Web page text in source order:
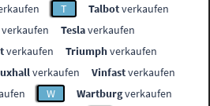
T Talbotverkaufen
verkaufen Teslaverkaufen
verkaufen Triumphverkaufen
verkaufen Vinfastverkaufen
W Wartburgverkaufen